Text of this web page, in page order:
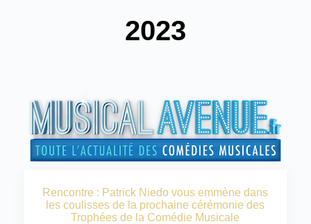
2023
Rencontre : Patrick Niedo vous emmène dans
les coulisses de la prochaine cérémonie des
Trophées de la Comédie Musicale